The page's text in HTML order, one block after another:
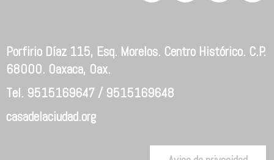
Porfirio Díaz 115, Esq. Morelos. Centro Histórico. C.P.
68000. Oaxaca, Oax.
Tel. 9515169647 / 9515169648
casadelaciudad.org